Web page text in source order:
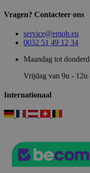
Vragen? Contacteer ons
service@emob.eu
0032 51 49 12 34
Maandag tot
Vrijdag van 9u - 12u
Internationaal